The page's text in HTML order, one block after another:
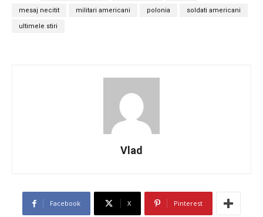
mesaj necitit militari americani polonia soldati americani
ultimele stiri
Vlad
Facebook X Pinterest